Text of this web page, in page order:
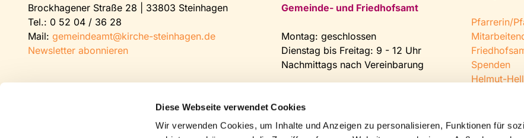
Diese Webseite verwendet Cookies
Wir verwenden Cookies, um Inhalte und Anzeigen zu personalisieren, Funktionen für
Brockhagener Straße 28 | 33803 Steinhagen
Tel.: 0 52 04 / 36 28
Mail: gemeindeamt@kirche-steinhagen.de
Newsletter abonnieren
Gemeinde- und Friedhofsamt
Montag: geschlossen
Dienstag bis Freitag: 9 - 12 Uhr
Nachmittags nach Vereinbarung
Fax: 0 52 04 / 25 65
Mail: gemeindeamt@kirche-
steinhagen.de
Pfarrerin/
Spenden
Helmut-